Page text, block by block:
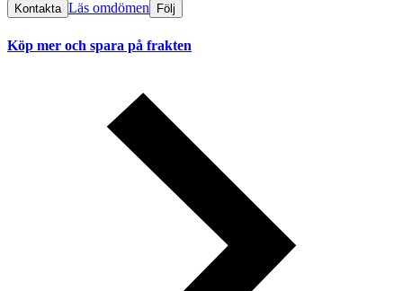
Kontakta Läs omdömen Följ
Köp mer och spara på frakten